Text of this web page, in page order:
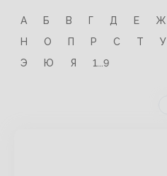
А Б В Г Д Е Ж
Н
О П Р С Т У
Э
Ю Я 1...9